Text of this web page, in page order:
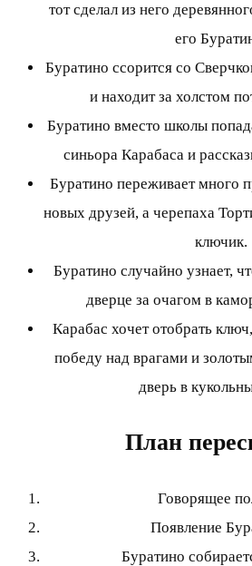
тот сделал из него
его
Буратино ссорится со
и находит за холстом
Буратино вместо школы
синьора Карабаса и
Буратино переживает много
новых друзей, а черепаха
ключик.
Буратино случайно узнает,
дверце за очагом в
Карабас хочет отобрать
победу над врагами и
дверь в
План
Говорящее
Появление
Буратино